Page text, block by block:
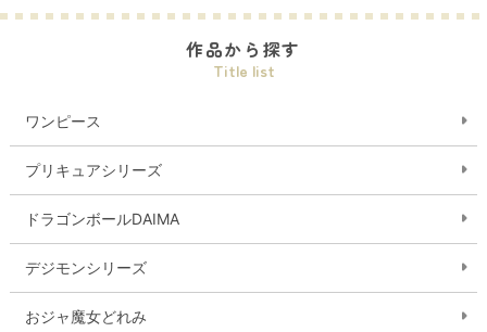
作品から探す
Title list
ワンピース
プリキュアシリーズ
ドラゴンボールDAIMA
デジモンシリーズ
おジャ魔女どれみ